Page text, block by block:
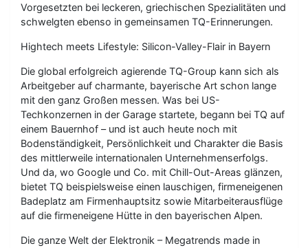
Vorgesetzten bei leckeren, griechischen Spezialitäten und
schwelgten ebenso in gemeinsamen TQ-Erinnerungen.
Hightech meets Lifestyle: Silicon-Valley-Flair in Bayern
Die global erfolgreich agierende TQ-Group kann sich als
Arbeitgeber auf charmante, bayerische Art schon lange
mit den ganz Großen messen. Was bei US-
Techkonzernen in der Garage startete, begann bei TQ auf
einem Bauernhof – und ist auch heute noch mit
Bodenständigkeit, Persönlichkeit und Charakter die Basis
des mittlerweile internationalen Unternehmenserfolgs.
Und da, wo Google und Co. mit Chill-Out-Areas glänzen,
bietet TQ beispielsweise einen lauschigen, firmeneigenen
Badeplatz am Firmenhauptsitz sowie Mitarbeiterausflüge
auf die firmeneigene Hütte in den bayerischen Alpen.
Die ganze Welt der Elektronik – Megatrends made in